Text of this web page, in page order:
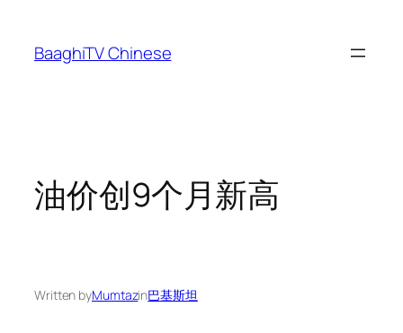
content
BaaghiTV Chinese
油价创9个月新高
Written byMumtazin巴基斯坦